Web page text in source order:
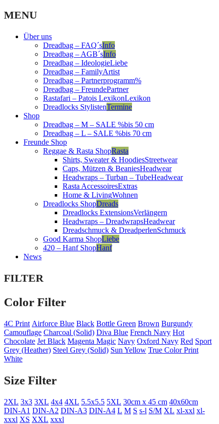
MENU
Über uns
Dreadbag – FAQ´sInfo
Dreadbag – AGB´sInfo
Dreadbag – IdeologieLiebe
Dreadbag – FamilyArtist
Dreadbag – Partnerprogramm%
Dreadbag – FreundePartner
Rastafari – Patois LexikonLexikon
Dreadlocks StylistenTermine
Shop
Dreadbag – M – SALE %bis 50 cm
Dreadbag – L – SALE %bis 70 cm
Freunde Shop
Reggae & Rasta ShopRasta
Shirts, Sweater & HoodiesStreetwear
Caps, Mützen & BeaniesHeadwear
Headwraps – Turban – TubeHeadwear
Rasta AccessoiresExtras
Home & LivingWohnen
Dreadlocks ShopDreads
Dreadlocks ExtensionsVerlängern
Headwraps – DreadwrapsHeadwear
Dreadschmuck & DreadperlenSchmuck
Good Karma ShopLiebe
420 – Hanf ShopHanf
News
FILTER
Color Filter
4C Print Airforce Blue Black Bottle Green Brown Burgundy
Camouflage Charcoal (Solid) Diva Blue French Navy Hot
Chocolate Jet Black Magenta Magic Navy Oxford Navy Red Sport
Grey (Heather) Steel Grey (Solid) Sun Yellow True Color Print
White
Size Filter
2XL 3x3 3XL 4x4 4XL 5.5x5.5 5XL 30cm x 45 cm 40x60cm
DIN-A1 DIN-A2 DIN-A3 DIN-A4 L M S s-l S/M XL xl-xxl xl-
xxxl XS XXL xxxl